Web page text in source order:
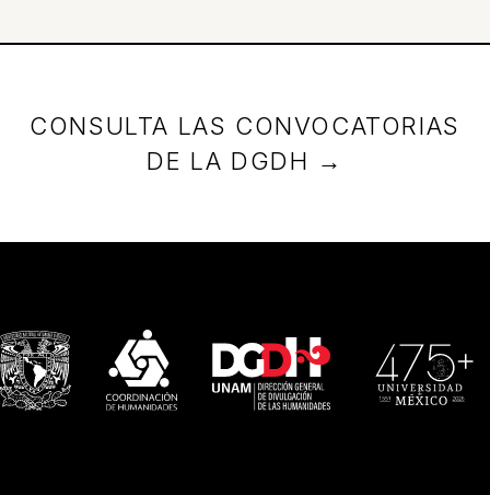
CONSULTA LAS CONVOCATORIAS
DE LA DGDH →